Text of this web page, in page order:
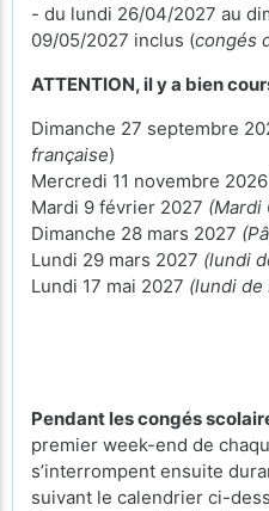
- du lundi 26/04/2027 au
09/05/2027 inclus (congés
ATTENTION, il y a bien
Dimanche 27 septembre
française)
Mercredi 11 novembre
Mardi 9 février 2027 (Mardi
Dimanche 28 mars 2027
Lundi 29 mars 2027 (lundi
Lundi 17 mai 2027 (lundi de
Pendant les congés
premier week-end de
s’interrompent ensuite
suivant le calendrier ci-